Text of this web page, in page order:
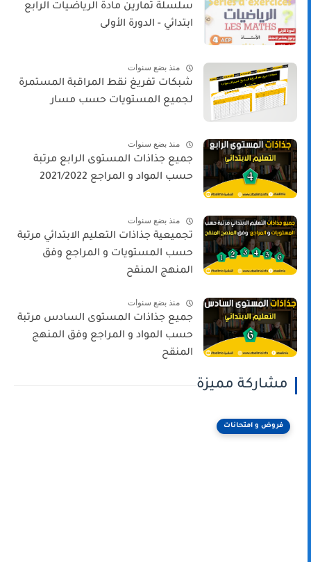
سلسلة تمارين مادة الرياضيات الرابع
ابتدائي - الدورة الأولى
منذ بضع سنوات
شبكات تفريغ نقط المراقبة المستمرة
لجميع المستويات حسب مسار
منذ بضع سنوات
جميع جذاذات المستوى الرابع مرتبة
حسب المواد و المراجع 2021/2022
منذ بضع سنوات
تجميعية جذاذات التعليم الابتدائي مرتبة
حسب المستويات و المراجع وفق
المنهج المنقح
منذ بضع سنوات
جميع جذاذات المستوى السادس مرتبة
حسب المواد و المراجع وفق المنهج
المنقح
مشاركة مميزة
فروض و امتحانات